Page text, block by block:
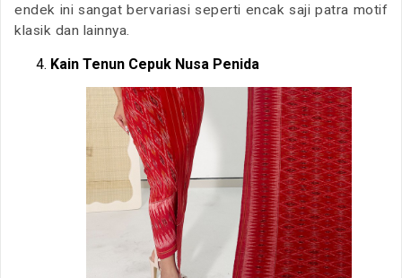
endek ini sangat bervariasi seperti encak saji patra motif
klasik dan lainnya.
Kain Tenun Cepuk Nusa Penida